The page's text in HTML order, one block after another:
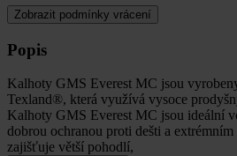
Zobrazit podmínky vrácení
Popis
Kalhoty GMS Everest MC jsou
Texland®, která využívá vysoce
Kalhoty GMS Everest MC jsou ideální
dobrou ochranou proti dešti a
zajišťuje větší pohodlí,